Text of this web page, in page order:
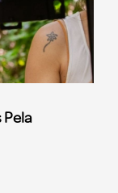
Pela